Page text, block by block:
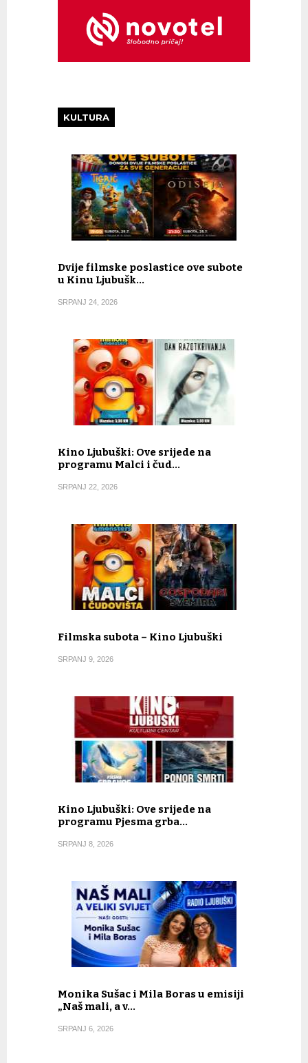
KULTURA
Dvije filmske poslastice ove subote
u Kinu Ljubušk…
SRPANJ 24, 2026
Kino Ljubuški: Ove srijede na
programu Malci i čud…
SRPANJ 22, 2026
Filmska subota – Kino Ljubuški
SRPANJ 9, 2026
Kino Ljubuški: Ove srijede na
programu Pjesma grba…
SRPANJ 8, 2026
Monika Sušac i Mila Boras u emisiji
„Naš mali, a v…
SRPANJ 6, 2026